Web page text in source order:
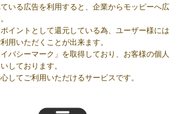
いる広告を利用すると、企業からモッピーへ広
イントとして還元している為、ユーザー様には
用いただくことが出来ます。
バシーマーク」を取得しており、お客様の個人
しております。
してご利用いただけるサービスです。